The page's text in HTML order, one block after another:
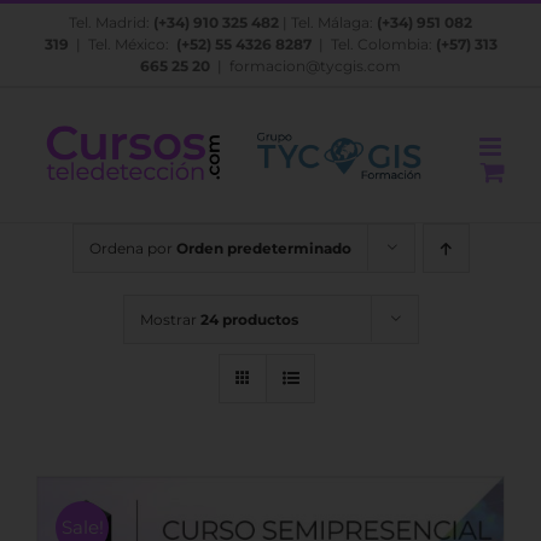
Saltar
Tel. Madrid: (+34) 910 325 482 | Tel. Málaga: (+34) 951 082
319 | Tel. México: (+52) 55 4326 8287| Tel. Colombia: (+57) 313
665 25 20
formacion@tycgis.com
Ordena por Orden predeterminado
Mostrar 24 productos
Sale!